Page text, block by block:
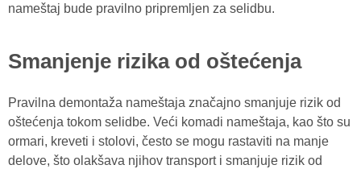
nameštaj bude pravilno pripremljen za selidbu.
Smanjenje rizika od oštećenja
Pravilna demontaža nameštaja značajno smanjuje rizik od
oštećenja tokom selidbe. Veći komadi nameštaja, kao što su
ormari, kreveti i stolovi, često se mogu rastaviti na manje
delove, što olakšava njihov transport i smanjuje rizik od